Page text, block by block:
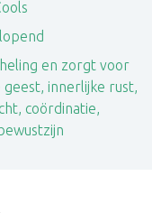
en zorgt voor
innerlijke rust,
coördinatie,